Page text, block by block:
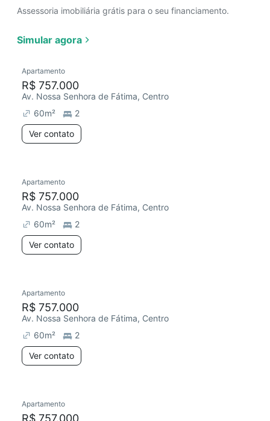
Assessoria imobiliária grátis para o seu financiamento.
Simular agora
Apartamento
R$ 757.000
Av. Nossa Senhora de Fátima, Centro
60m²
2
Ver contato
Apartamento
R$ 757.000
Av. Nossa Senhora de Fátima, Centro
60m²
2
Ver contato
Apartamento
R$ 757.000
Av. Nossa Senhora de Fátima, Centro
60m²
2
Ver contato
Apartamento
R$ 757.000